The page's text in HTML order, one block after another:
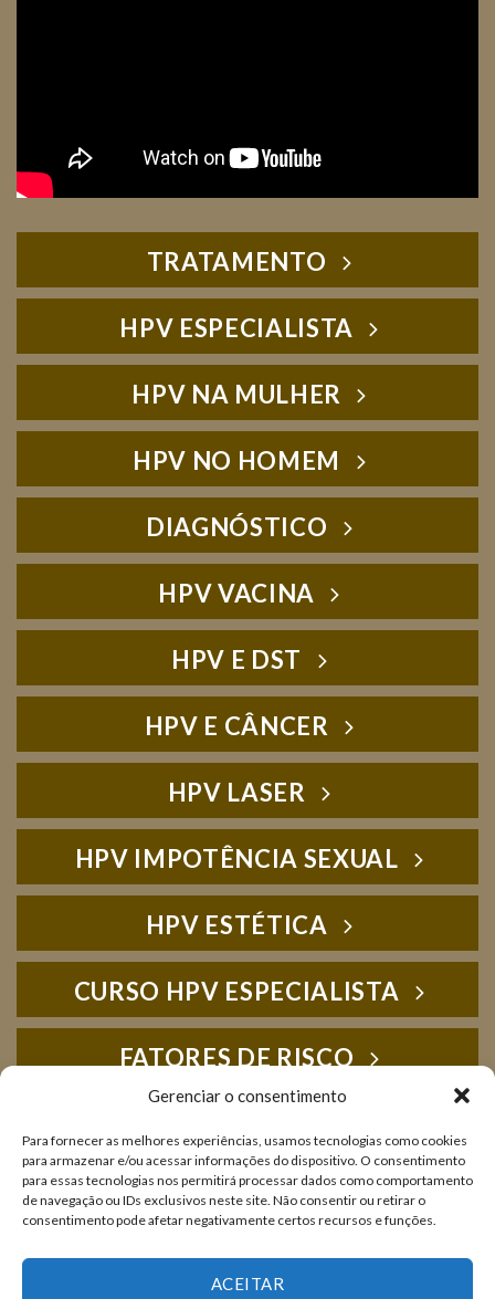
Gerenciar o consentimento
Para fornecer as melhores experiências, usamos tecnologias como cookies
para armazenar e/ou acessar informações do dispositivo. O consentimento
para essas tecnologias nos permitirá processar dados como comportamento
de navegação ou IDs exclusivos neste site. Não consentir ou retirar o
consentimento pode afetar negativamente certos recursos e funções.
ACEITAR
TRATAMENTO
HPV ESPECIALISTA
HPV NA MULHER
HPV NO HOMEM
DIAGNÓSTICO
HPV VACINA
HPV E DST
HPV E CÂNCER
HPV LASER
HPV IMPOTÊNCIA SEXUAL
HPV ESTÉTICA
CURSO HPV ESPECIALISTA
FATORES DE RISCO
IMUNOLOGIA
LIVROS E PUBLICAÇÕES